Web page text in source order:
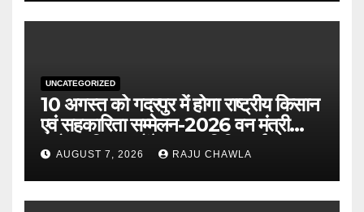
UNCATEGORIZED
10 अगस्त को गदरपुर में होगा राष्ट्रीय किसान
एवं सहकारिता सम्मेलन-2026 वन मंत्री
सुबोध उनियाल होंगे मुख्य अतिथि, पूर्व
पंजीकरण अनिवार्य
AUGUST 7, 2026 RAJU CHAWLA